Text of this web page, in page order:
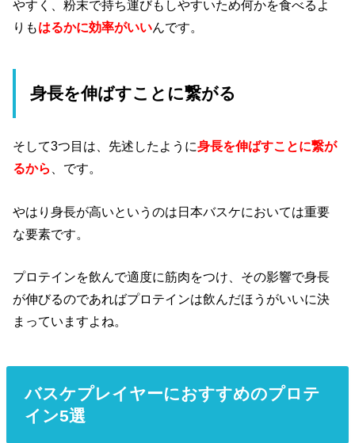
やすく、粉末で持ち運びもしやすいため何かを食べるよ
りもはるかに効率がいいんです。
身長を伸ばすことに繋がる
そして3つ目は、先述したように身長を伸ばすことに繋が
るから
、です。
やはり身長が高いというのは日本バスケにおいては重要
な要素です。
プロテインを飲んで適度に筋肉をつけ、その影響で身長
が伸びるのであればプロテインは飲んだほうがいいに決
まっていますよね。
バスケプレイヤーにおすすめのプロテ
イン5選